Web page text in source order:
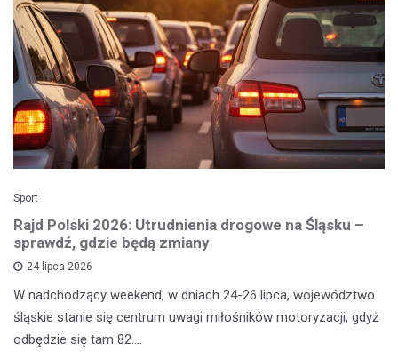
Sport
Rajd Polski 2026: Utrudnienia drogowe na Śląsku –
sprawdź, gdzie będą zmiany
24 lipca 2026
W nadchodzący weekend, w dniach 24-26 lipca, województwo
śląskie stanie się centrum uwagi miłośników motoryzacji, gdyż
odbędzie się tam 82.…